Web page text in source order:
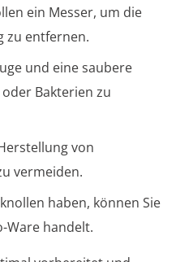
ein Messer, um die
zu entfernen.
und eine saubere
Bakterien zu
von
vermeiden.
haben, können Sie
Ware handelt.